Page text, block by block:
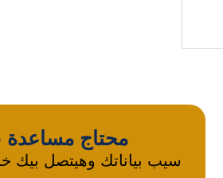
محتاج مساعدة
سيب بياناتك وهيتصل بيك